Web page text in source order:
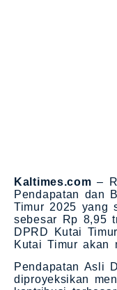
Kaltimes.com –
Pendapatan dan
Timur 2025 yang
sebesar Rp 8,95
DPRD Kutai
Kutai Timur akan
Pendapatan Asli
diproyeksikan